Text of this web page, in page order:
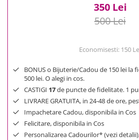
350 Lei
500 Lei
Economisesti: 150
BONUS o Bijuterie/Cadou de 150 lei la
500 lei. O alegi in cos.
CASTIGI 17de puncte de fidelitate. 1
LIVRARE GRATUITA, in 24-48 de ore,
Impachetare Cadou, disponibila in Cos
Felicitare, disponibila in Cos
Personalizarea Cadourilor* (vezi